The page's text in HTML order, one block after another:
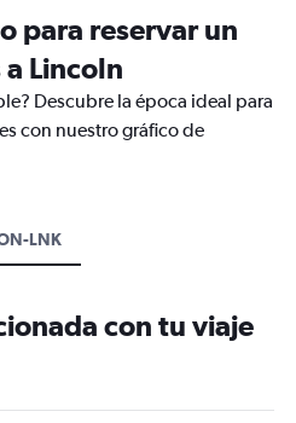
para reservar un
Lincoln
Descubre la época ideal para
con nuestro gráfico de
LNK
con tu viaje